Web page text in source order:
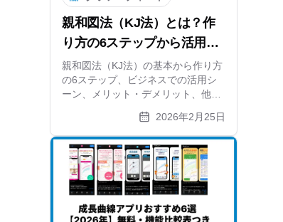
親和図法（KJ法）とは？作
り方の6ステップから活用事
例、無料ツールまで徹底解説
親和図法（KJ法）の基本から作り方
の6ステップ、ビジネスでの活用シ
ーン、メリット・デメリット、他手
ラインツールでの作成方法も紹介し
ます。
2026年2月25日